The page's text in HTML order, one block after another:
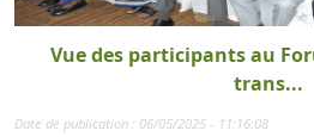
Vue des participants au
trans...
Date de publication : 06/05/2025 - 11:16:08